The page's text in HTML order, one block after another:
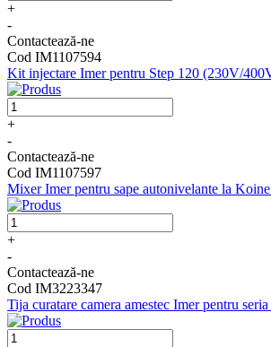
+
-
Contactează-ne
Cod IM1107594
Kit injectare Imer pentru Step 120 (230V/
+
-
Contactează-ne
Cod IM1107597
Mixer Imer pentru sape autonivelante la
+
-
Contactează-ne
Cod IM3223347
Tija curatare camera amestec Imer pentru